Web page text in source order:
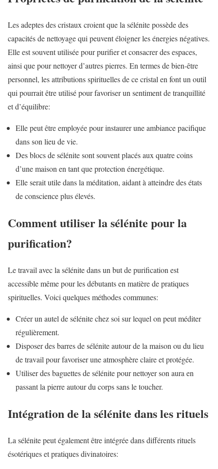
Les adeptes des cristaux croient que la sélénite possède des
capacités de nettoyage qui peuvent éloigner les énergies négatives.
Elle est souvent utilisée pour purifier et consacrer des espaces,
ainsi que pour nettoyer d’autres pierres. En termes de bien-être
personnel, les attributions spirituelles de ce cristal en font un outil
qui pourrait être utilisé pour favoriser un sentiment de tranquillité
et d’équilibre:
Elle peut être employée pour instaurer une ambiance pacifique
dans son lieu de vie.
Des blocs de sélénite sont souvent placés aux quatre coins
d’une maison en tant que protection énergétique.
Elle serait utile dans la méditation, aidant à atteindre des états
de conscience plus élevés.
Comment utiliser la sélénite pour la
purification?
Le travail avec la sélénite dans un but de purification est
accessible même pour les débutants en matière de pratiques
spirituelles. Voici quelques méthodes communes:
Créer un autel de sélénite chez soi sur lequel on peut méditer
régulièrement.
Disposer des barres de sélénite autour de la maison ou du lieu
de travail pour favoriser une atmosphère claire et protégée.
Utiliser des baguettes de sélénite pour nettoyer son aura en
passant la pierre autour du corps sans le toucher.
Intégration de la sélénite dans les rituels
La sélénite peut également être intégrée dans différents rituels
ésotériques et pratiques divinatoires: